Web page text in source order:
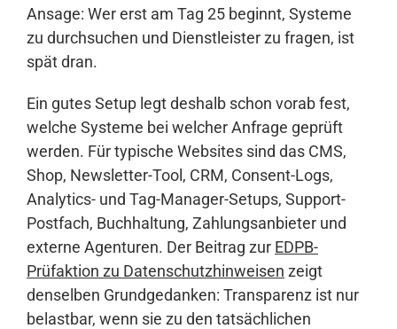
Ansage: Wer erst am Tag 25 beginnt, Systeme
zu durchsuchen und Dienstleister zu fragen, ist
spät dran.
Ein gutes Setup legt deshalb schon vorab fest,
welche Systeme bei welcher Anfrage geprüft
werden. Für typische Websites sind das CMS,
Shop, Newsletter-Tool, CRM, Consent-Logs,
Analytics- und Tag-Manager-Setups, Support-
Postfach, Buchhaltung, Zahlungsanbieter und
externe Agenturen. Der Beitrag zur EDPB-
Prüfaktion zu Datenschutzhinweisen zeigt
denselben Grundgedanken: Transparenz ist nur
belastbar, wenn sie zu den tatsächlichen